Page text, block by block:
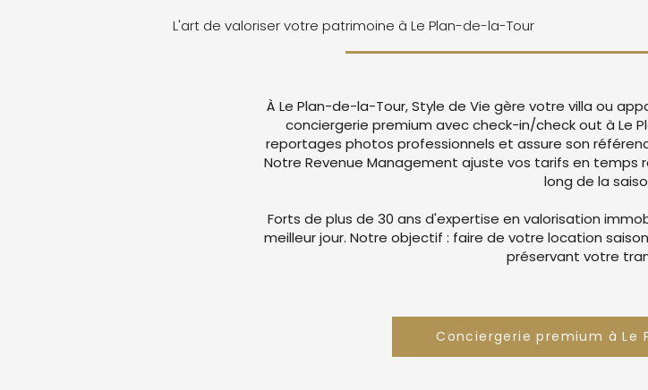
L'art de valoriser votre patrimoine à Le Plan-de-la-Tour
À Le Plan-de-la-Tour, Style de Vie gère votre villa ou
conciergerie premium avec check-in/check out à Le
reportages photos professionnels et assure son
Notre Revenue Management ajuste vos tarifs en
long de la
Forts de plus de 30 ans d'expertise en valorisation
meilleur jour. Notre objectif : faire de votre location
préservant votre
Conciergerie premium à Le